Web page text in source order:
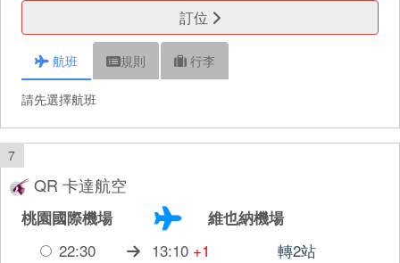
訂位
航班 規則 行李
請先選擇航班
7
QR 卡達航空
桃園國際機場
維也納機場
22:30
13:10 +1 轉2站